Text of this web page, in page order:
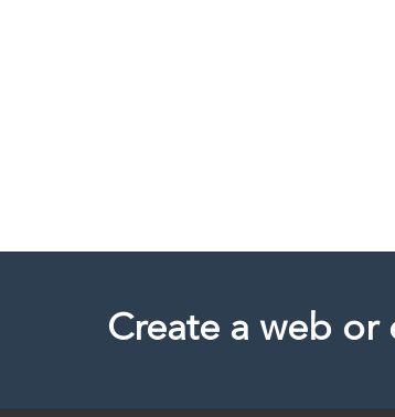
Create a web or